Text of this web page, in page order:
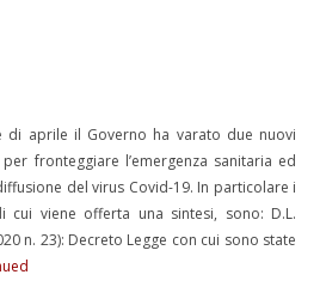
di aprile il Governo ha varato due nuovi
fronteggiare l’emergenza sanitaria ed
del virus Covid-19. In particolare i
cui viene offerta una sintesi, sono: D.L.
n. 23): Decreto Legge con cui sono state